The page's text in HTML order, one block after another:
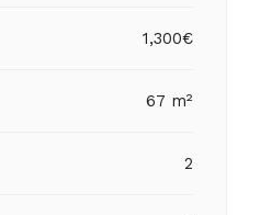
1,300€
67 m²
2